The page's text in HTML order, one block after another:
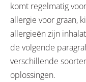
komt regelmatig
allergie voor graan,
allergieën zijn
de volgende
verschillende
oplossingen.